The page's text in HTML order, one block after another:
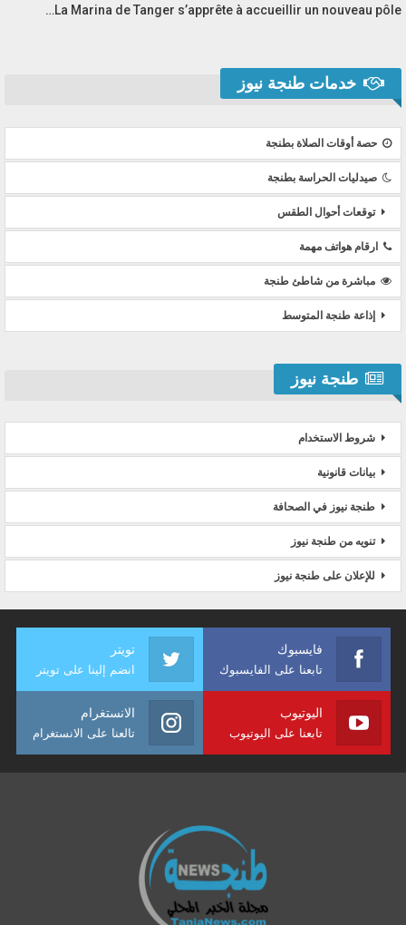
La Marina de Tanger s’apprête à accueillir un nouveau pôle…
خدمات طنجة نيوز
حصة أوقات الصلاة بطنجة
صيدليات الحراسة بطنجة
توقعات أحوال الطقس
ارقام هواتف مهمة
مباشرة من شاطئ طنجة
إذاعة طنجة المتوسط
طنجة نيوز
شروط الاستخدام
بيانات قانونية
طنجة نيوز في الصحافة
تنويه من طنجة نيوز
للإعلان على طنجة نيوز
فايسبوك
تابعنا على الفايسبوك
تويتر
انضم إلينا على تويتر
اليوتيوب
تابعنا على اليوتيوب
الانستغرام
تالعنا على الانستغرام